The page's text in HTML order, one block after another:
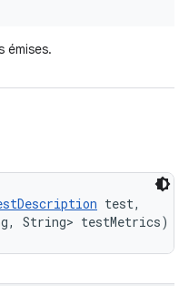
émises.
test,
String> testMetrics)